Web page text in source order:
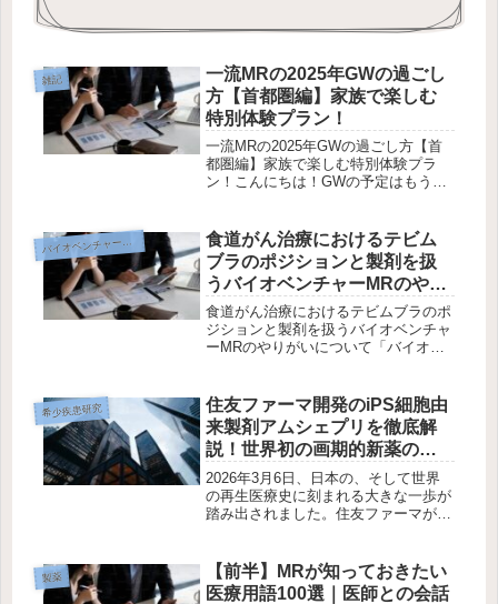
雑記
一流MRの2025年GWの過ごし
方【首都圏編】家族で楽しむ
特別体験プラン！
一流MRの2025年GWの過ごし方【首
都圏編】家族で楽しむ特別体験プラ
ン！こんにちは！GWの予定はもう立
ポットが満載！今回は、東京ディズニ
ーリゾートを中心に、インドア・...
バイオベンチャー企業研究
食道がん治療におけるテビム
ブラのポジションと製剤を扱
うバイオベンチャーMRのやり
がいについて
食道がん治療におけるテビムブラのポ
ジションと製剤を扱うバイオベンチャ
ーMRのやりがいについて「バイオベ
MRの働き方、転職に関する情報を発
信しています。今回は、食道がん治療
にお...
希少疾患研究
住友ファーマ開発のiPS細胞由
来製剤アムシェプリを徹底解
説！世界初の画期的新薬の特
徴とリアルについて解説
2026年3月6日、日本の、そして世界
の再生医療史に刻まれる大きな一歩が
踏み出されました。住友ファーマが開
（一般名：ラグネプロセル）が、つい
に国内での製造販売承認を取得し...
製薬
【前半】MRが知っておきたい
医療用語100選｜医師との会話